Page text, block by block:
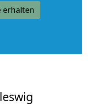
erhalten